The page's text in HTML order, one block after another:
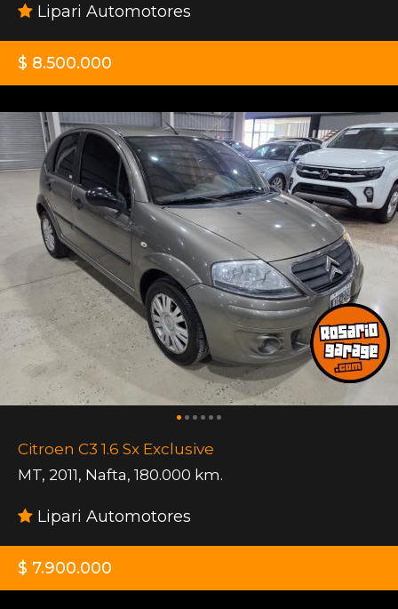
Lipari Automotores
$ 8.500.000
Citroen C3 1.6 Sx Exclusive
MT, 2011, Nafta, 180.000 km.
Lipari Automotores
$ 7.900.000